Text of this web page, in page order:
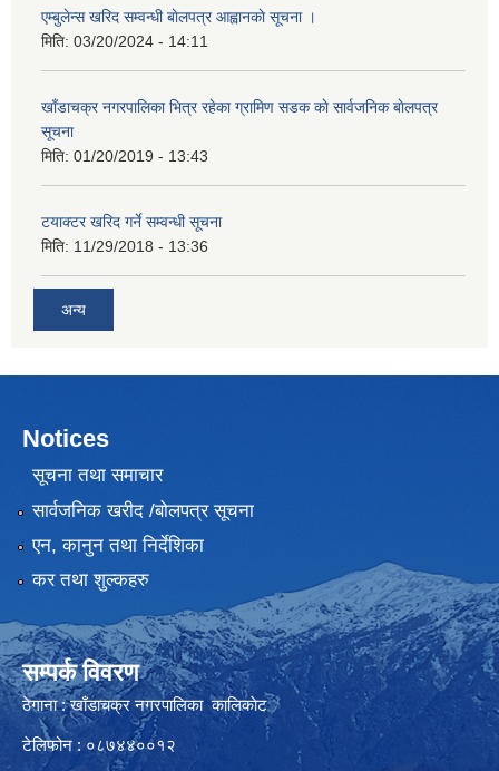
एम्बुलेन्स खरिद सम्वन्धी बाेलपत्र आह्वानकाे सूचना ।
मिति: 03/20/2024 - 14:11
खाँडाचक्र नगरपालिका भित्र रहेका ग्रामिण सडक काे सार्वजनिक बाेलपत्र
सूचना
मिति: 01/20/2019 - 13:43
टयाक्टर खरिद गर्ने सम्वन्धी सूचना
मिति: 11/29/2018 - 13:36
अन्य
Notices
सूचना तथा समाचार
सार्वजनिक खरीद /बोलपत्र सूचना
एन, कानुन तथा निर्देशिका
कर तथा शुल्कहरु
सम्पर्क विवरण
ठेगाना : खाँडाचक्र नगरपालिका कालिकाेट
टेलिफोन : ०८७४४००१२